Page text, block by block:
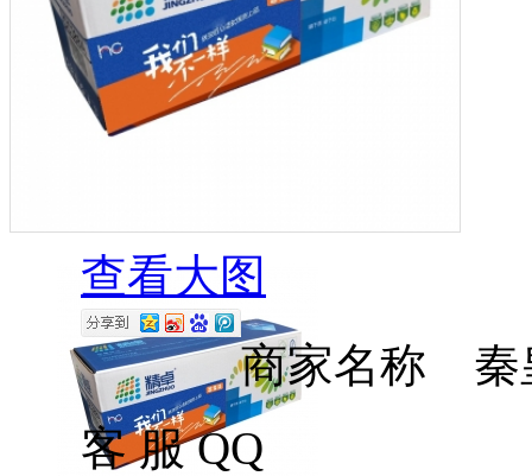
查看大图
商家名称 秦
客 服 QQ